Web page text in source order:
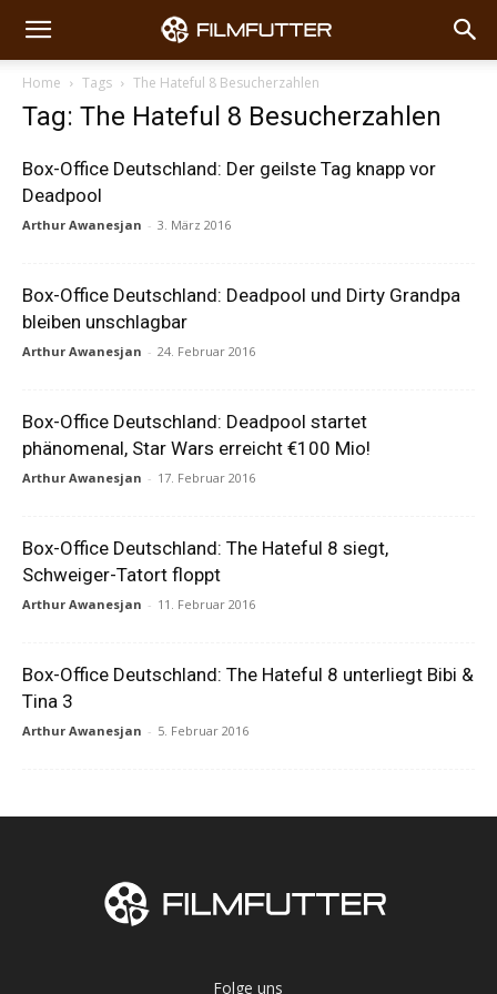
Home Tags The Hateful 8 Besucherzahlen
Tag: The Hateful 8 Besucherzahlen
Box-Office Deutschland: Der geilste Tag knapp vor
Deadpool
Arthur Awanesjan - 3. März 2016
Box-Office Deutschland: Deadpool und Dirty Grandpa
bleiben unschlagbar
Arthur Awanesjan - 24. Februar 2016
Box-Office Deutschland: Deadpool startet
phänomenal, Star Wars erreicht €100 Mio!
Arthur Awanesjan - 17. Februar 2016
Box-Office Deutschland: The Hateful 8 siegt,
Schweiger-Tatort floppt
Arthur Awanesjan - 11. Februar 2016
Box-Office Deutschland: The Hateful 8 unterliegt Bibi &
Tina 3
Arthur Awanesjan - 5. Februar 2016
Folge uns